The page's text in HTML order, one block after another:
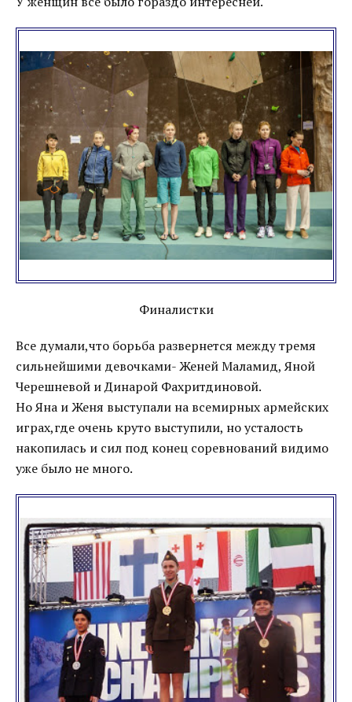
Финалистки
Все думали,что борьба развернется между тремя
сильнейшими девочками- Женей Маламид, Яной
Черешневой и Динарой Фахритдиновой.
Но Яна и Женя выступали на всемирных армейских
играх,где очень круто выступили, но усталость
накопилась и сил под конец соревнований видимо
уже было не много.